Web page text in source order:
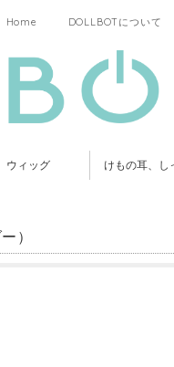
Home DOLLBOTについて
ウィッグ けもの耳、し
）